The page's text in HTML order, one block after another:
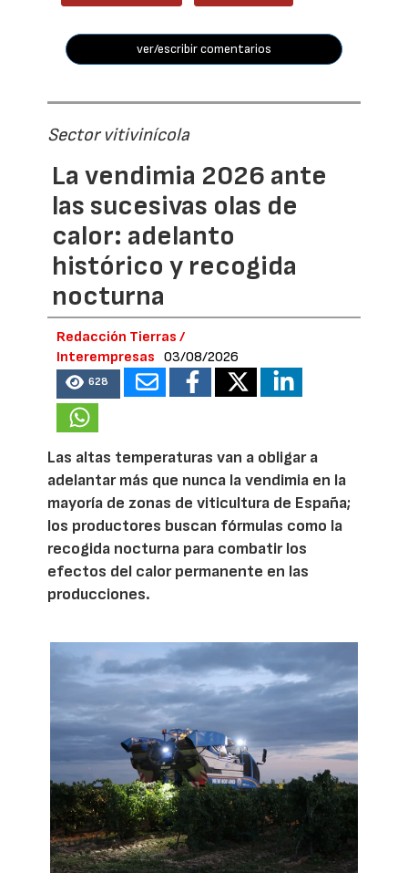
ver/escribir comentarios
Sector vitivinícola
La vendimia 2026 ante
las sucesivas olas de
calor: adelanto
histórico y recogida
nocturna
Redacción Tierras /
Interempresas
03/08/2026
628
Las altas temperaturas van a obligar a
adelantar más que nunca la vendimia en la
mayoría de zonas de viticultura de España;
los productores buscan fórmulas como la
recogida nocturna para combatir los
efectos del calor permanente en las
producciones.